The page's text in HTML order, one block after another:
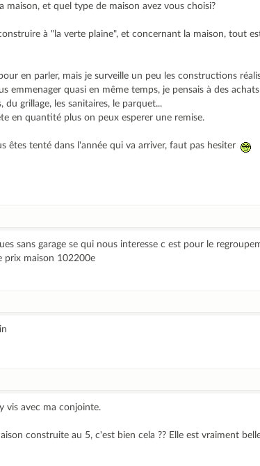
maison, et quel type de maison avez vous choisi?
à "la verte plaine", et concernant la maison, tout
en parler, mais je surveille un peu les constructions
emmenager quasi en même temps, je pensais à des
grillage, les sanitaires, le parquet...
en quantité plus on peux esperer une remise.
êtes tenté dans l'année qui va arriver, faut pas hesiter
sans garage se qui nous interesse c est pour le
prix maison 102200e
vis avec ma conjointe.
construite au 5, c'est bien cela ?? Elle est vraiment